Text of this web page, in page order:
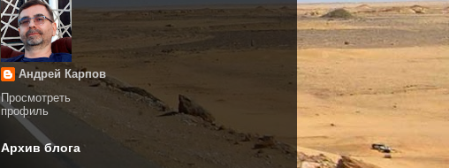
Андрей Карпов
Просмотреть
профиль
Архив блога